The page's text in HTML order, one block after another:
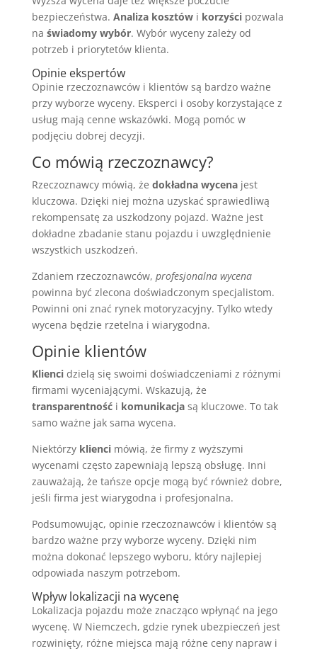
bezpieczeństwa. Analiza kosztówi korzyścipozwala
na świadomy wybór. Wybór wyceny zależy od
potrzeb i priorytetów klienta.
Opinie ekspertów
Opinie rzeczoznawców i klientów są bardzo ważne
przy wyborze wyceny. Eksperci i osoby korzystające z
usług mają cenne wskazówki. Mogą pomóc w
podjęciu dobrej decyzji.
Co mówią rzeczoznawcy?
Rzeczoznawcy mówią, że dokładna wycenajest
kluczowa. Dzięki niej można uzyskać sprawiedliwą
rekompensatę za uszkodzony pojazd. Ważne jest
dokładne zbadanie stanu pojazdu i uwzględnienie
wszystkich uszkodzeń.
Zdaniem rzeczoznawców, profesjonalna wycena
powinna być zlecona doświadczonym specjalistom.
Powinni oni znać rynek motoryzacyjny. Tylko wtedy
wycena będzie rzetelna i wiarygodna.
Opinie klientów
Kliencidzielą się swoimi doświadczeniami z różnymi
firmami wyceniającymi. Wskazują, że
transparentnośći komunikacjasą kluczowe. To tak
samo ważne jak sama wycena.
Niektórzy kliencimówią, że firmy z wyższymi
wycenami często zapewniają lepszą obsługę. Inni
zauważają, że tańsze opcje mogą być również dobre,
jeśli firma jest wiarygodna i profesjonalna.
Podsumowując, opinie rzeczoznawców i klientów są
bardzo ważne przy wyborze wyceny. Dzięki nim
można dokonać lepszego wyboru, który najlepiej
odpowiada naszym potrzebom.
Wpływ lokalizacji na wycenę
Lokalizacja pojazdu może znacząco wpłynąć na jego
wycenę. W Niemczech, gdzie rynek ubezpieczeń jest
rozwinięty, różne miejsca mają różne ceny napraw i